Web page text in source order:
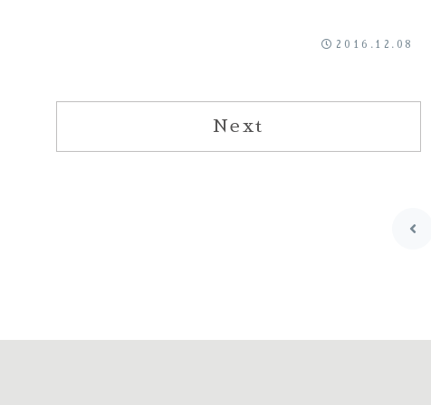
2016.12.08
Next
前